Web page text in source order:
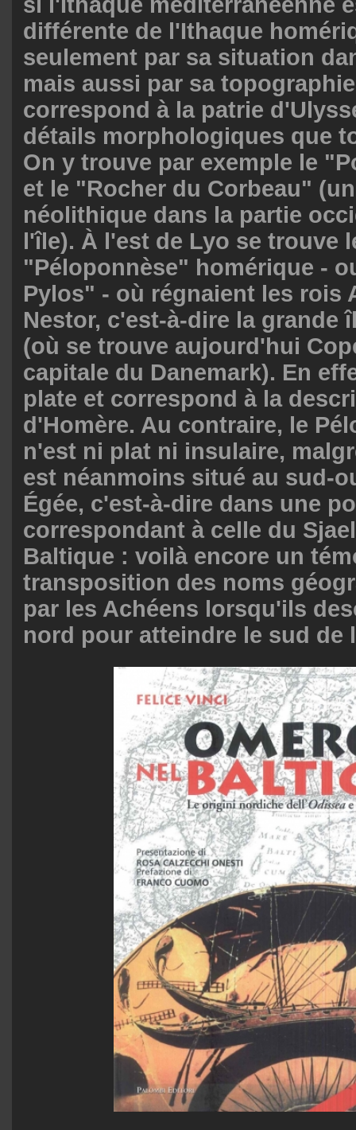
différente de l'Ithaque
seulement par sa situation
mais aussi par sa
correspond à la patrie
détails morphologiques que
On y trouve par exemple le
et le "Rocher du Corbeau"
néolithique dans la partie
l'île). À l'est de Lyo se trouve
"Péloponnèse" homérique -
Pylos" - où régnaient les rois
Nestor, c'est-à-dire la grande
(où se trouve aujourd'hui
capitale du Danemark). En
plate et correspond à la
d'Homère. Au contraire, le
n'est ni plat ni insulaire,
est néanmoins situé au sud-
Égée, c'est-à-dire dans une
correspondant à celle du
Baltique : voilà encore un
transposition des noms
par les Achéens lorsqu'ils
nord pour atteindre le sud de